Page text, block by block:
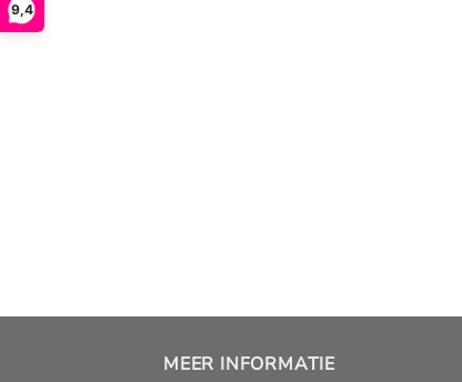
9,4
MEER INFORMATIE